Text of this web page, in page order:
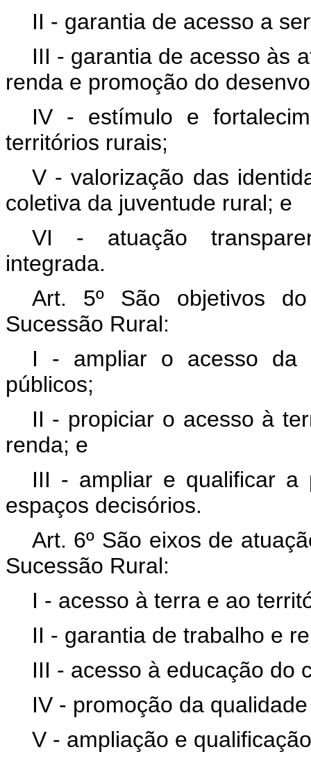
II - garantia de acesso a
III - garantia de acesso às
renda e promoção do
IV - estímulo e
territórios rurais;
V - valorização das
coletiva da juventude rural; e
VI - atuação
integrada.
Art. 5º São objetivos
Sucessão Rural:
I - ampliar o acesso da
públicos;
II - propiciar o acesso à
renda; e
III - ampliar e qualificar a
espaços decisórios.
Art. 6º São eixos de
Sucessão Rural:
I - acesso à terra e ao
II - garantia de trabalho e
III - acesso à educação do
IV - promoção da
V - ampliação e